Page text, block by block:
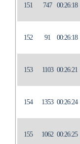
151 747 00:26:18
152 91 00:26:18
153 1103 00:26:21
154 1353 00:26:24
155 1062 00:26:25